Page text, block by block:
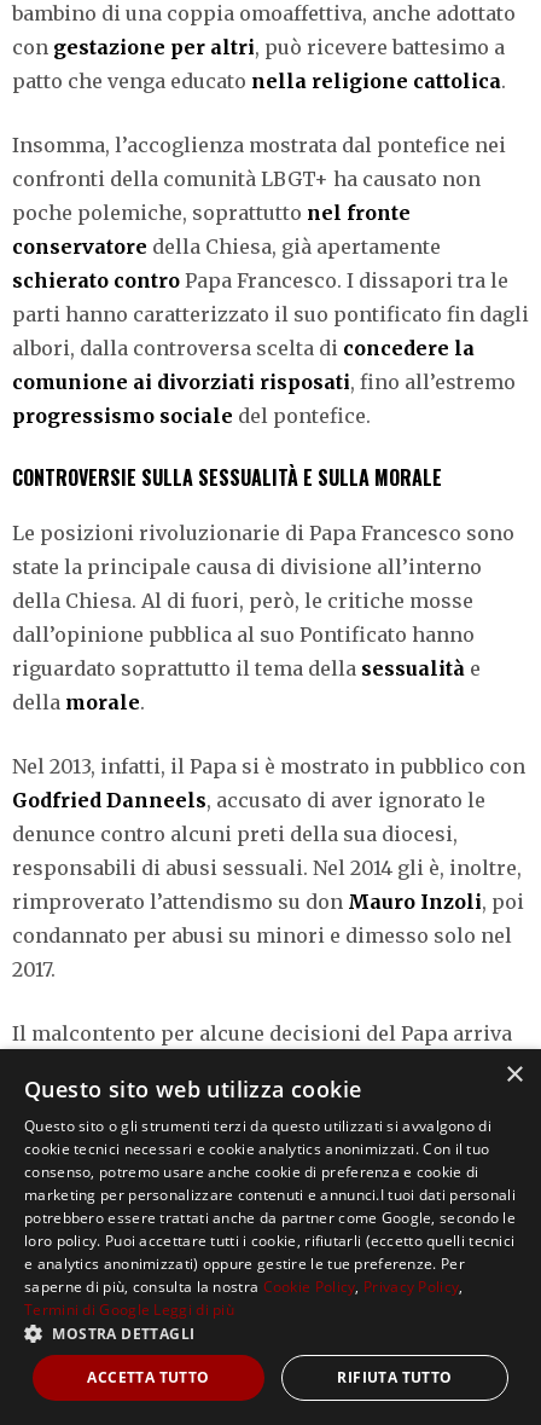
bambino di una coppia omoaffettiva, anche adottato
con gestazione per altri, può ricevere battesimo a
patto che venga educato nella religione cattolica.
Insomma, l’accoglienza mostrata dal pontefice nei
confronti della comunità LBGT+ ha causato non
poche polemiche, soprattutto nel fronte
conservatore della Chiesa, già apertamente
schierato contro Papa Francesco. I dissapori tra le
parti hanno caratterizzato il suo pontificato fin dagli
albori, dalla controversa scelta di concedere la
comunione ai divorziati risposati, fino all’estremo
progressismo sociale del pontefice.
CONTROVERSIE SULLA SESSUALITÀ E SULLA MORALE
Le posizioni rivoluzionarie di Papa Francesco sono
state la principale causa di divisione all’interno
della Chiesa. Al di fuori, però, le critiche mosse
dall’opinione pubblica al suo Pontificato hanno
riguardato soprattutto il tema della sessualità e
della morale.
Nel 2013, infatti, il Papa si è mostrato in pubblico con
Godfried Danneels, accusato di aver ignorato le
denunce contro alcuni preti della sua diocesi,
responsabili di abusi sessuali. Nel 2014 gli è, inoltre,
rimproverato l’attendismo su don Mauro Inzoli, poi
condannato per abusi su minori e dimesso solo nel
2017.
Il malcontento per alcune decisioni del Papa arriva
nominato vescovo diOsorno Juan de la Cruz Barros
Madrid, accusato dall’opinione pubblica di aver
coperto l’amico e sacerdote, riconosciuto colpevole
di pedofilia,Fernando Karadima. Papa Francesco
ha subito difeso il vescovo, secondo lui
colpevolizzato «senza avere nessuna prova» e con
un’unica accusa «screditata dalla Corte di
Giustizia». Nel 2018 lo stesso Pontefice in una lettera
inviata ai vescovi del Cile ammette di essere
«incorso in gravi errori di valutazione e percezione
×
Questo sito web utilizza cookie
Questo sito o gli strumenti terzi da questo utilizzati si avvalgono di
cookie tecnici necessari e cookie analytics anonimizzati. Con il tuo
consenso, potremo usare anche cookie di preferenza e cookie di
marketing per personalizzare contenuti e annunci.I tuoi dati personali
potrebbero essere trattati anche da partner come Google, secondo le
loro policy. Puoi accettare tutti i cookie, rifiutarli (eccetto quelli tecnici
e analytics anonimizzati) oppure gestire le tue preferenze. Per
saperne di più, consulta la nostra Cookie Policy, Privacy Policy,
Termini di Google Leggi di più
MOSTRA DETTAGLI
ACCETTA TUTTO RIFIUTA TUTTO